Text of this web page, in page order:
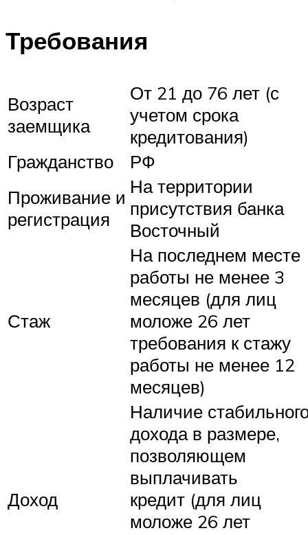
Требования
Возраст
заемщика
От 21 до 76 лет (с
учетом срока
кредитования)
Гражданство
РФ
Проживание и
регистрация
На территории
присутствия банка
Восточный
Стаж
На последнем месте
работы не менее 3
месяцев (для лиц
моложе 26 лет
требования к стажу
работы не менее 12
месяцев)
Доход
Наличие
дохода в размере,
позволяющем
выплачивать
кредит (для лиц
моложе 26 лет